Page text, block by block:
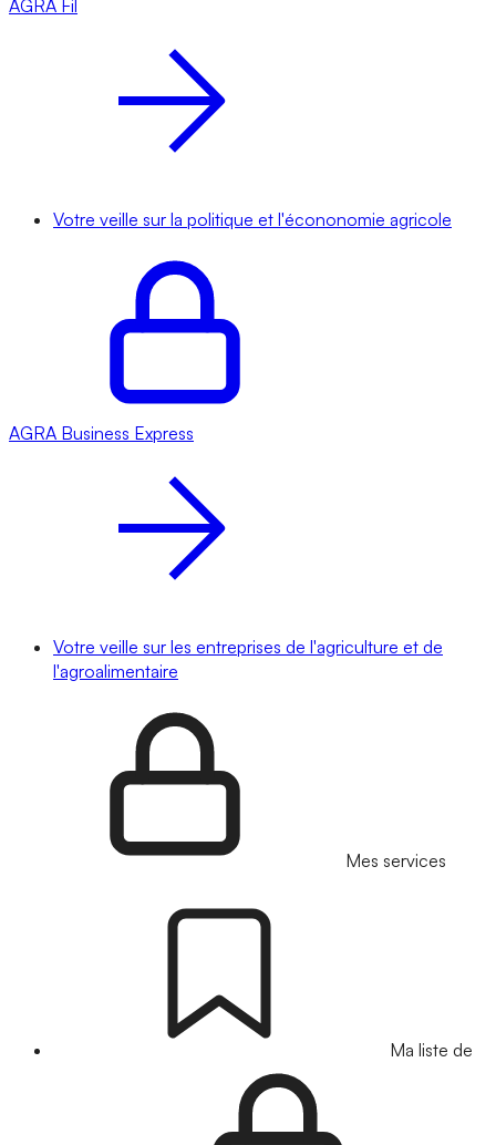
AGRA Fil
Votre veille sur la politique et l'écononomie agricole
AGRA Business Express
Votre veille sur les entreprises de l'agriculture et de
l'agroalimentaire
Mes services
Ma liste de